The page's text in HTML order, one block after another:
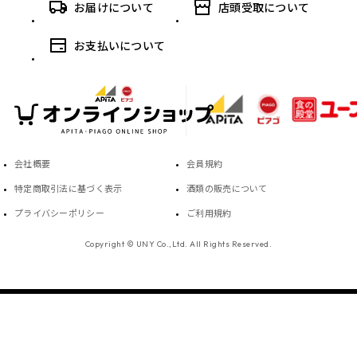
お届けについて 店頭受取について
お支払いについて
会社概要 会員規約
特定商取引法に基づく表示 酒類の販売について
プライバシーポリシー ご利用規約
Copyright © UNY Co.,Ltd. All Rights Reserved.